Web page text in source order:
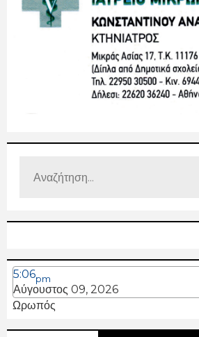
5:06pm
Αύγουστος 09, 2026
Ωρωπός